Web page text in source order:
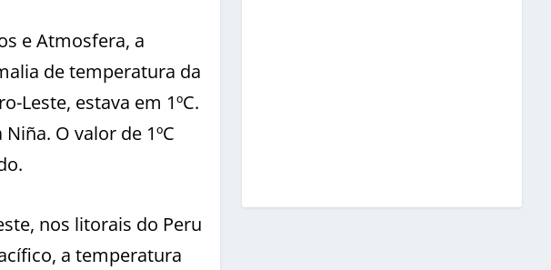
e Atmosfera, a
de temperatura da
Leste, estava em 1ºC.
O valor de 1ºC
nos litorais do Peru
a temperatura